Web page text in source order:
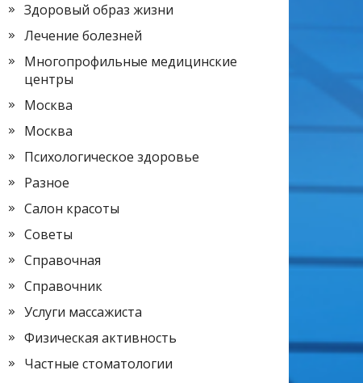
Здоровый образ жизни
Лечение болезней
Многопрофильные медицинские
центры
Москва
Москва
Психологическое здоровье
Разное
Салон красоты
Советы
Справочная
Справочник
Услуги массажиста
Физическая активность
Частные стоматологии